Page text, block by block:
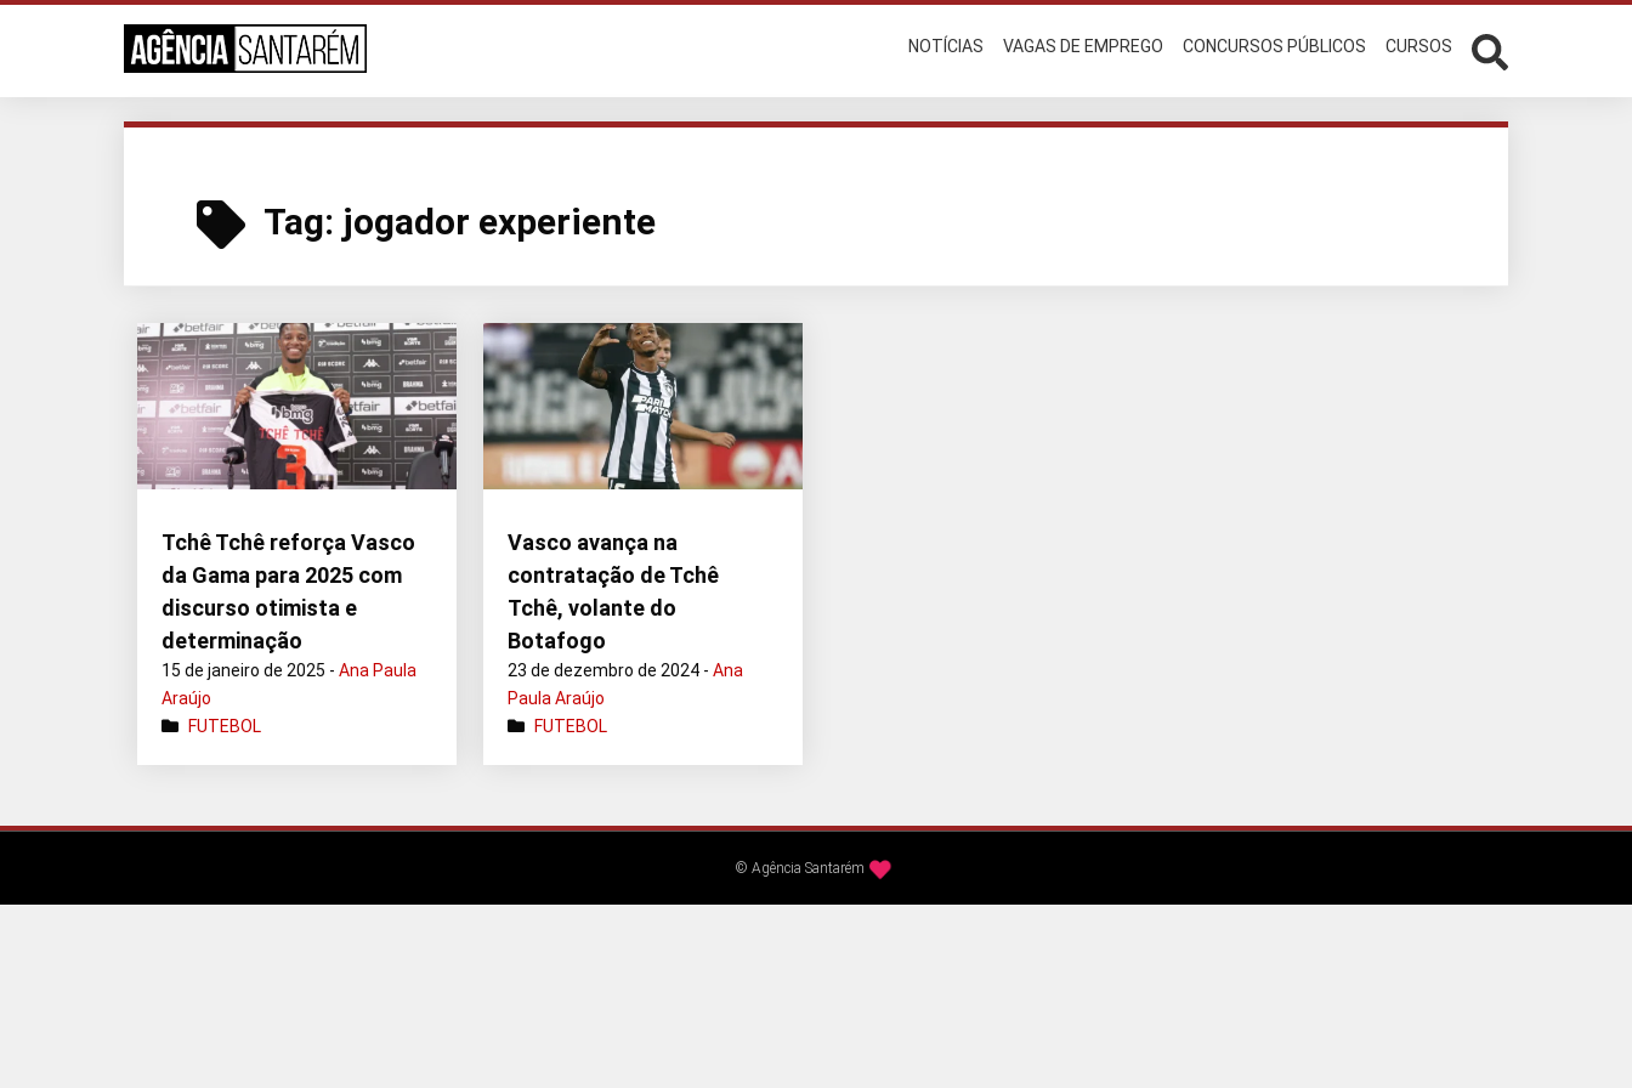
NOTÍCIAS VAGAS DE EMPREGO CONCURSOS PÚBLICOS CURSOS
Tag: jogador experiente
Tchê Tchê reforça Vasco
da Gama para 2025 com
discurso otimista e
determinação
15 de janeiro de 2025 -Ana Paula
Araújo
FUTEBOL
Vasco avança na
contratação de Tchê
Tchê, volante do
Botafogo
23 de dezembro de 2024 -Ana
Paula Araújo
FUTEBOL
© Agência Santarém